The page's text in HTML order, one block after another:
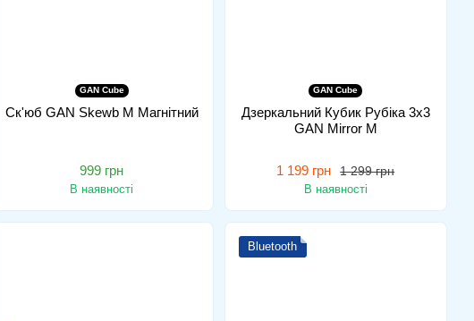
GAN Cube
Ск'юб GAN Skewb M Магнітний
999 грн
В наявності
GAN Cube
Дзеркальний Кубик Рубіка 3x3
GAN Mirror M
1 299 грн
1 199 грн
В наявності
Bluetooth